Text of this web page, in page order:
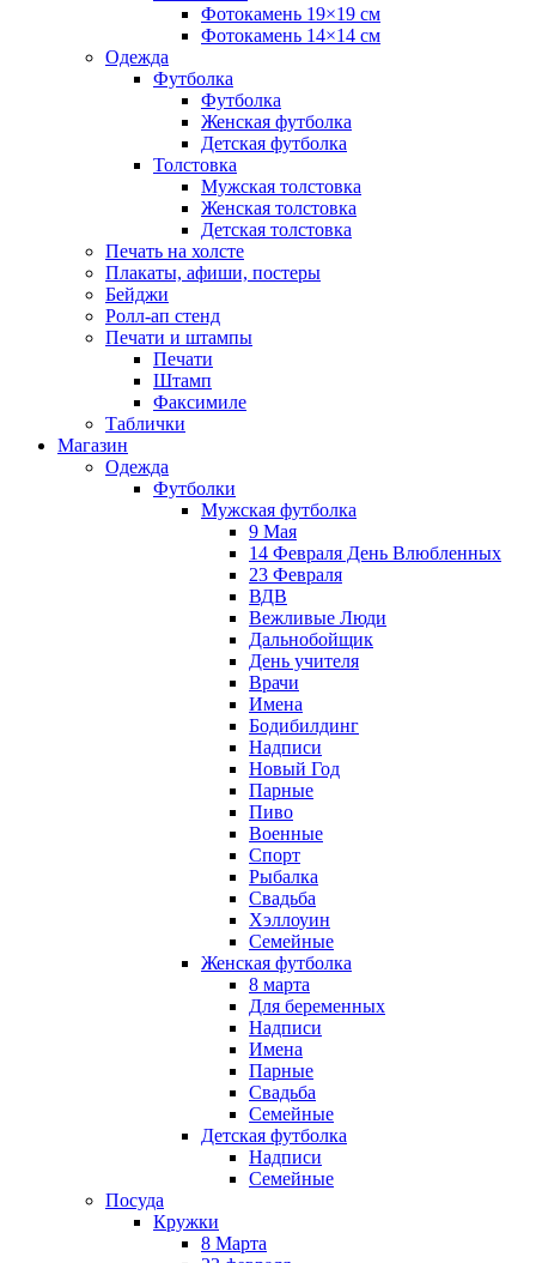
Фотокамень 19×19 см
Фотокамень 14×14 см
Одежда
Футболка
Футболка
Женская футболка
Детская футболка
Толстовка
Мужская толстовка
Женская толстовка
Детская толстовка
Печать на холсте
Плакаты, афиши, постеры
Бейджи
Ролл-ап стенд
Печати и штампы
Печати
Штамп
Факсимиле
Таблички
Магазин
Одежда
Футболки
Мужская футболка
9 Мая
14 Февраля День Влюбленных
23 Февраля
ВДВ
Вежливые Люди
Дальнобойщик
День учителя
Врачи
Имена
Бодибилдинг
Надписи
Новый Год
Парные
Пиво
Военные
Спорт
Рыбалка
Свадьба
Хэллоуин
Семейные
Женская футболка
8 марта
Для беременных
Надписи
Имена
Парные
Свадьба
Семейные
Детская футболка
Надписи
Семейные
Посуда
Кружки
8 Марта